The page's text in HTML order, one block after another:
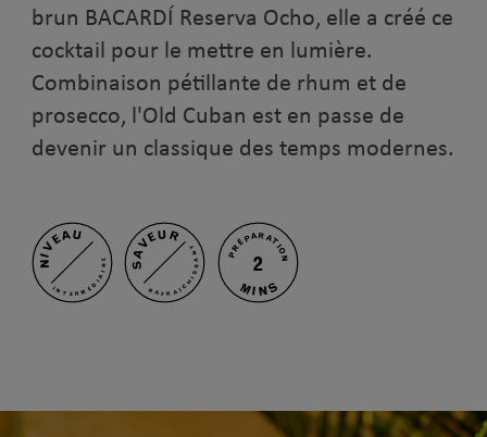
brun BACARDÍ Reserva Ocho, elle a créé ce
cocktail pour le mettre en lumière.
Combinaison pétillante de rhum et de
prosecco, l'Old Cuban est en passe de
devenir un classique des temps modernes.
NIVEAU
INTERMÉDIAIRE
SAVEUR
RAFRAÎCHISSANT PRÉPARATION
2
MINS